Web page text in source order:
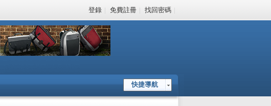
登錄 | 免費註冊 | 找回密碼 |
快捷導航